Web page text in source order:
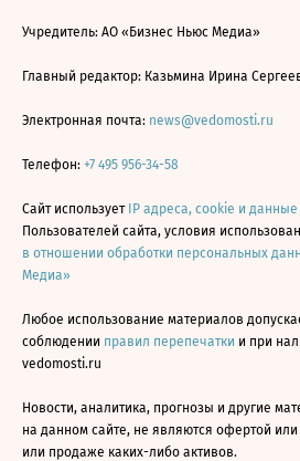
Учредитель: АО «Бизнес Ньюс Медиа»
Главный редактор: Казьмина Ирина
Электронная почта: news@vedomosti.ru
Телефон: +7 495 956-34-58
Сайт использует IP адреса, cookie и
Пользователей сайта, условия
в отношении обработки персональных
Медиа»
Любое использование материалов
соблюдении правил перепечатки и при
vedomosti.ru
Новости, аналитика, прогнозы и другие
на данном сайте, не являются офертой
или продаже каких-либо активов.